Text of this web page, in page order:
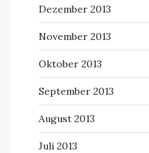
Dezember 2013
November 2013
Oktober 2013
September 2013
August 2013
Juli 2013